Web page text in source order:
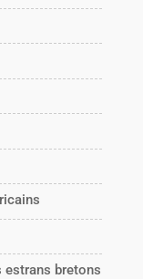
estrans bretons